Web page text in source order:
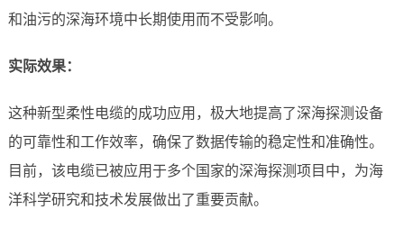
和油污的深海环境中长期使用而不受影响。
实际效果：
这种新型柔性电缆的成功应用，极大地提高了深海探测设备
的可靠性和工作效率，确保了数据传输的稳定性和准确性。
目前，该电缆已被应用于多个国家的深海探测项目中，为海
洋科学研究和技术发展做出了重要贡献。